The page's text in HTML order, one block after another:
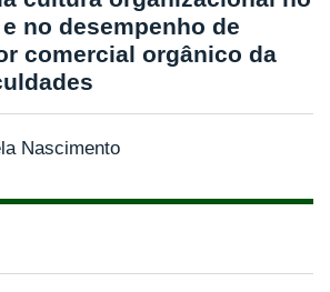
no desempenho de
comercial orgânico da
Nascimento